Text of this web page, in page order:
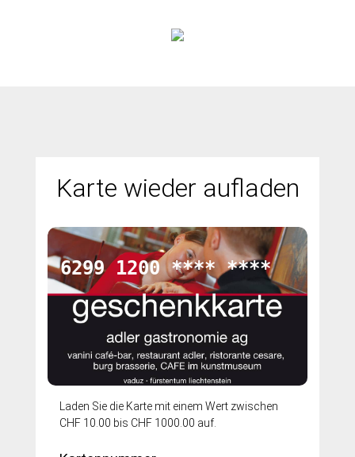
Karte wieder aufladen
6299 1200 **** ****
Laden Sie die Karte mit einem Wert zwischen
CHF 10.00 bis CHF 1000.00 auf.